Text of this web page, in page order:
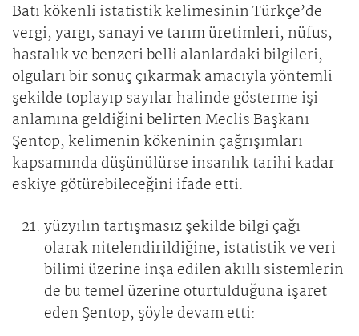
Batı kökenli istatistik kelimesinin Türkçe’de
vergi, yargı, sanayi ve tarım üretimleri, nüfus,
hastalık ve benzeri belli alanlardaki bilgileri,
olguları bir sonuç çıkarmak amacıyla yöntemli
şekilde toplayıp sayılar halinde gösterme işi
anlamına geldiğini belirten Meclis Başkanı
Şentop, kelimenin kökeninin çağrışımları
kapsamında düşünülürse insanlık tarihi kadar
eskiye götürebileceğini ifade etti.
yüzyılın tartışmasız şekilde bilgi çağı
olarak nitelendirildiğine, istatistik ve veri
bilimi üzerine inşa edilen akıllı sistemlerin
de bu temel üzerine oturtulduğuna işaret
eden Şentop, şöyle devam etti: